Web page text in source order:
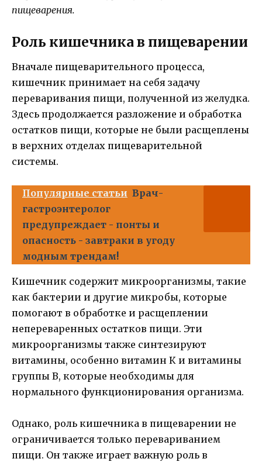
пищеварения.
Роль кишечника в пищеварении
Вначале пищеварительного процесса,
кишечник принимает на себя задачу
переваривания пищи, полученной из желудка.
Здесь продолжается разложение и обработка
остатков пищи, которые не были расщеплены
в верхних отделах пищеварительной
системы.
Популярные статьи Врач-
гастроэнтеролог
предупреждает - понты и
опасность - завтраки в угоду
модным трендам!
Кишечник содержит микроорганизмы, такие
как бактерии и другие микробы, которые
помогают в обработке и расщеплении
непереваренных остатков пищи. Эти
микроорганизмы также синтезируют
витамины, особенно витамин К и витамины
группы В, которые необходимы для
нормального функционирования организма.
Однако, роль кишечника в пищеварении не
ограничивается только перевариванием
пищи. Он также играет важную роль в